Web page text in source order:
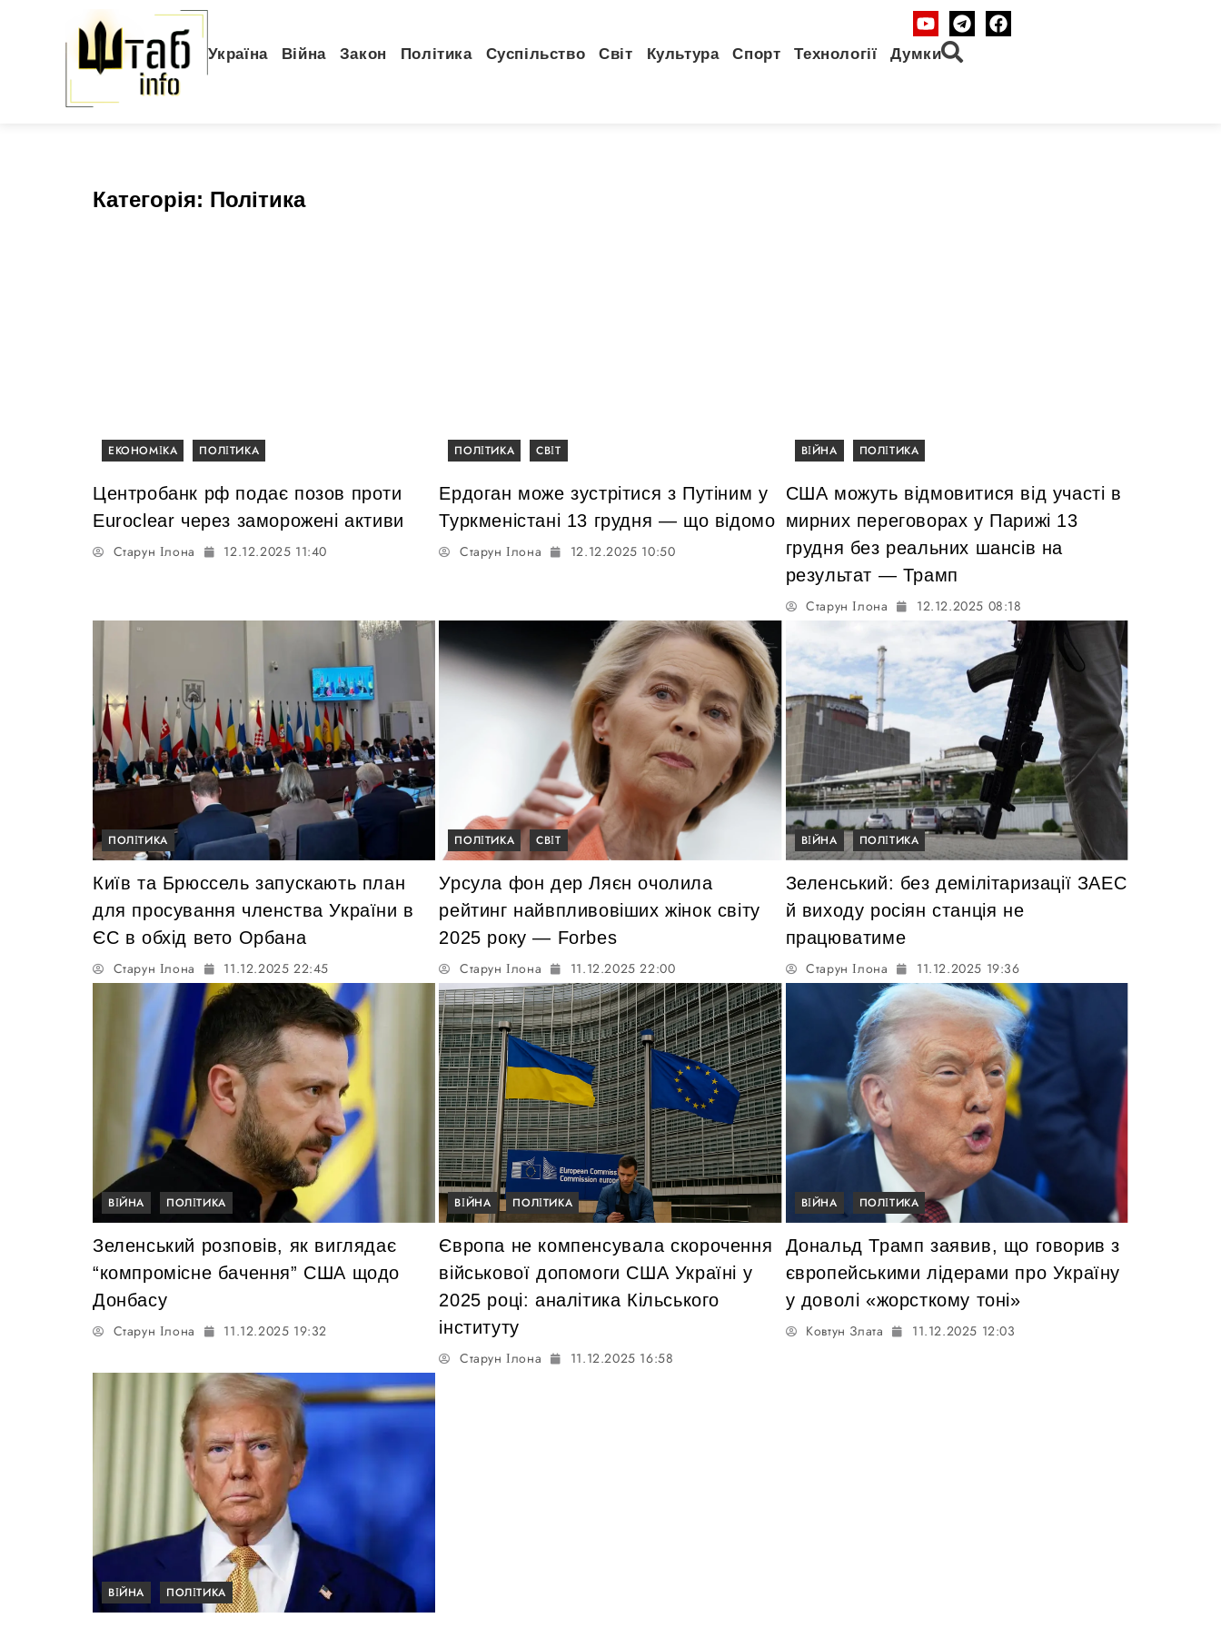
Україна Війна Закон Політика Суспільство Світ Культура Спорт Технології Думки
Категорія: Політика
ЕКОНОМІКА ПОЛІТИКА
Центробанк рф подає позов проти
Euroclear через заморожені активи
Старун Ілона 12.12.2025 11:40
ПОЛІТИКА СВІТ
Ердоган може зустрітися з Путіним у
Туркменістані 13 грудня — що відомо
Старун Ілона 12.12.2025 10:50
ВІЙНА ПОЛІТИКА
США можуть відмовитися від участі в
мирних переговорах у Парижі 13
грудня без реальних шансів на
результат — Трамп
Старун Ілона 12.12.2025 08:18
ПОЛІТИКА
Київ та Брюссель запускають план
для просування членства України в
ЄС в обхід вето Орбана
Старун Ілона 11.12.2025 22:45
ПОЛІТИКА СВІТ
Урсула фон дер Ляєн очолила
рейтинг найвпливовіших жінок світу
2025 року — Forbes
Старун Ілона 11.12.2025 22:00
ВІЙНА ПОЛІТИКА
Зеленський: без демілітаризації ЗАЕС
й виходу росіян станція не
працюватиме
Старун Ілона 11.12.2025 19:36
ВІЙНА ПОЛІТИКА
Зеленський розповів, як виглядає
“компромісне бачення” США щодо
Донбасу
Старун Ілона 11.12.2025 19:32
ВІЙНА ПОЛІТИКА
Європа не компенсувала скорочення
військової допомоги США Україні у
2025 році: аналітика Кільського
інституту
Старун Ілона 11.12.2025 16:58
ВІЙНА ПОЛІТИКА
Дональд Трамп заявив, що говорив з
європейськими лідерами про Україну
у доволі «жорсткому тоні»
Ковтун Злата 11.12.2025 12:03
ВІЙНА ПОЛІТИКА